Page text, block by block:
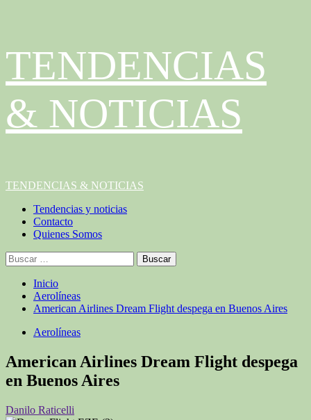
al
contenido
TENDENCIAS
& NOTICIAS
Menú
TENDENCIAS & NOTICIAS
Tendencias y noticias
Contacto
Quienes Somos
Buscar:
Inicio
Aerolíneas
American Airlines Dream Flight despega en Buenos Aires
Aerolíneas
American Airlines Dream Flight despega
en Buenos Aires
Danilo Raticelli